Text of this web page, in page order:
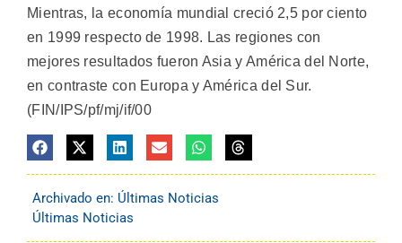
Mientras, la economía mundial creció 2,5 por ciento
en 1999 respecto de 1998. Las regiones con
mejores resultados fueron Asia y América del Norte,
en contraste con Europa y América del Sur.
(FIN/IPS/pf/mj/if/00
Archivado en: Últimas Noticias
Últimas Noticias